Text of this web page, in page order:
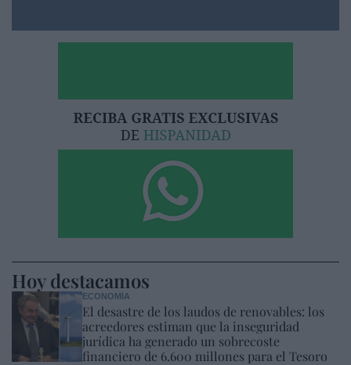
Hoy destacamos
ECONOMÍA
El desastre de los laudos de renovables: los
acreedores estiman que la inseguridad
jurídica ha generado un sobrecoste
financiero de 6.600 millones para el Tesoro